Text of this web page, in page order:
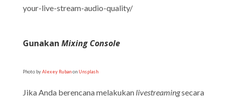
your-live-stream-audio-quality/
Gunakan Mixing Console
Photo byAlexey Rubanon Unsplash
Jika Anda berencana melakukan livestreamingsecara